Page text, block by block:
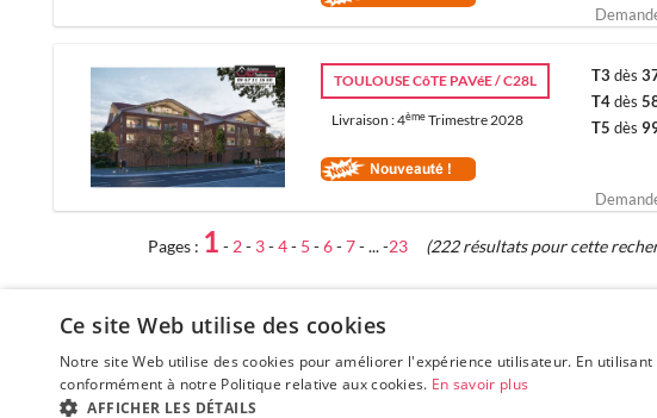
TOULOUSE CôTE PAVéE / C28L
Livraison : 4èmeTrimestre 2028
T3 dès
T4dès
T5 dès
Pages : 1 - 2- 3-4- 5 -6-7- ... -23 (222 résultats pour cette
Ce site Web utilise des cookies
Notre site Web utilise des cookies pour améliorer l'expérience utilisateur. En
conformément à notre Politique relative aux cookies. En savoir plus
AFFICHER LES DÉTAILS